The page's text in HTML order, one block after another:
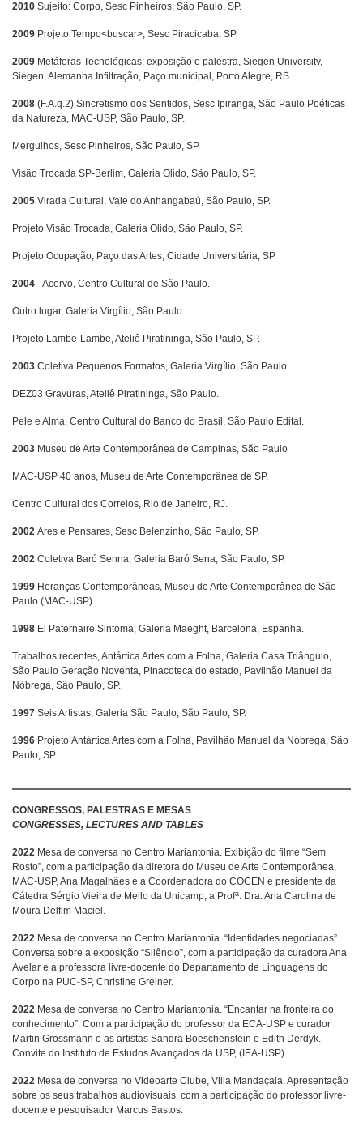
2010 Sujeito: Corpo, Sesc Pinheiros, São Paulo, SP.
2009 Projeto Tempo<buscar>, Sesc Piracicaba, SP
2009 Metáforas Tecnológicas: exposição e palestra, Siegen University,
Siegen, Alemanha Infiltração, Paço municipal, Porto Alegre, RS.
2008 (F.A.q.2) Sincretismo dos Sentidos, Sesc Ipiranga, São Paulo Poéticas
da Natureza, MAC-USP, São Paulo, SP.
Mergulhos, Sesc Pinheiros, São Paulo, SP.
Visão Trocada SP-Berlim, Galeria Olido, São Paulo, SP.
2005 Virada Cultural, Vale do Anhangabaú, São Paulo, SP.
Projeto Visão Trocada, Galeria Olido, São Paulo, SP.
Projeto Ocupação, Paço das Artes, Cidade Universitária, SP.
2004 Acervo, Centro Cultural de São Paulo.
Outro lugar, Galeria Virgílio, São Paulo.
Projeto Lambe-Lambe, Ateliê Piratininga, São Paulo, SP.
2003 Coletiva Pequenos Formatos, Galeria Virgílio, São Paulo.
DEZ03 Gravuras, Ateliê Piratininga, São Paulo.
Pele e Alma, Centro Cultural do Banco do Brasil, São Paulo Edital.
2003 Museu de Arte Contemporânea de Campinas, São Paulo
MAC-USP 40 anos, Museu de Arte Contemporânea de SP.
Centro Cultural dos Correios, Rio de Janeiro, RJ.
2002 Ares e Pensares, Sesc Belenzinho, São Paulo, SP.
2002 Coletiva Baró Senna, Galeria Baró Sena, São Paulo, SP.
1999 Heranças Contemporâneas, Museu de Arte Contemporânea de São
Paulo (MAC-USP).
1998 El Paternaire Sintoma, Galeria Maeght, Barcelona, Espanha.
Trabalhos recentes, Antártica Artes com a Folha, Galeria Casa Triângulo,
São Paulo Geração Noventa, Pinacoteca do estado, Pavilhão Manuel da
Nóbrega, São Paulo, SP.
1997 Seis Artistas, Galeria São Paulo, São Paulo, SP.
1996 Projeto Antártica Artes com a Folha, Pavilhão Manuel da Nóbrega, São
Paulo, SP.
CONGRESSOS, PALESTRAS E MESAS
CONGRESSES, LECTURES AND TABLES
2022 Mesa de conversa no Centro Mariantonia. Exibição do filme “Sem
Rosto”, com a participação da diretora do Museu de Arte Contemporânea,
MAC-USP, Ana Magalhães e a Coordenadora do COCEN e presidente da
Cátedra Sérgio Vieira de Mello da Unicamp, a Profa. Dra. Ana Carolina de
Moura Delfim Maciel.
2022 Mesa de conversa no Centro Mariantonia. “Identidades negociadas”.
Conversa sobre a exposição “Silêncio”, com a participação da curadora Ana
Avelar e a professora livre-docente do Departamento de Linguagens do
Corpo na PUC-SP, Christine Greiner.
2022 Mesa de conversa no Centro Mariantonia. “Encantar na fronteira do
conhecimento”. Com a participação do professor da ECA-USP e curador
Martin Grossmann e as artistas Sandra Boeschenstein e Edith Derdyk.
Convite do Instituto de Estudos Avançados da USP, (IEA-USP).
2022 Mesa de conversa no Videoarte Clube, Villa Mandaçaia. Apresentação
sobre os seus trabalhos audiovisuais, com a participação do professor livre-
docente e pesquisador Marcus Bastos.